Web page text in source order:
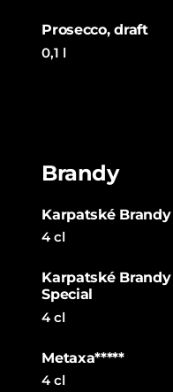
Prosecco, draft
0,1 l
Brandy
Karpatské Brandy
4 cl
Karpatské Brandy
Special
4 cl
Metaxa*****
4 cl